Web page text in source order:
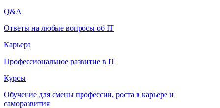
Q&A
Ответы на любые вопросы об IT
Карьера
Профессиональное развитие в IT
Курсы
Обучение для смены профессии, роста в карьере и
саморазвития